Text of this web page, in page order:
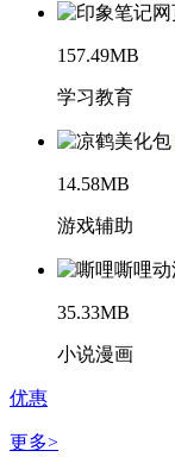
157.49MB
学习教育
14.58MB
游戏辅助
35.33MB
小说漫画
优惠
更多>